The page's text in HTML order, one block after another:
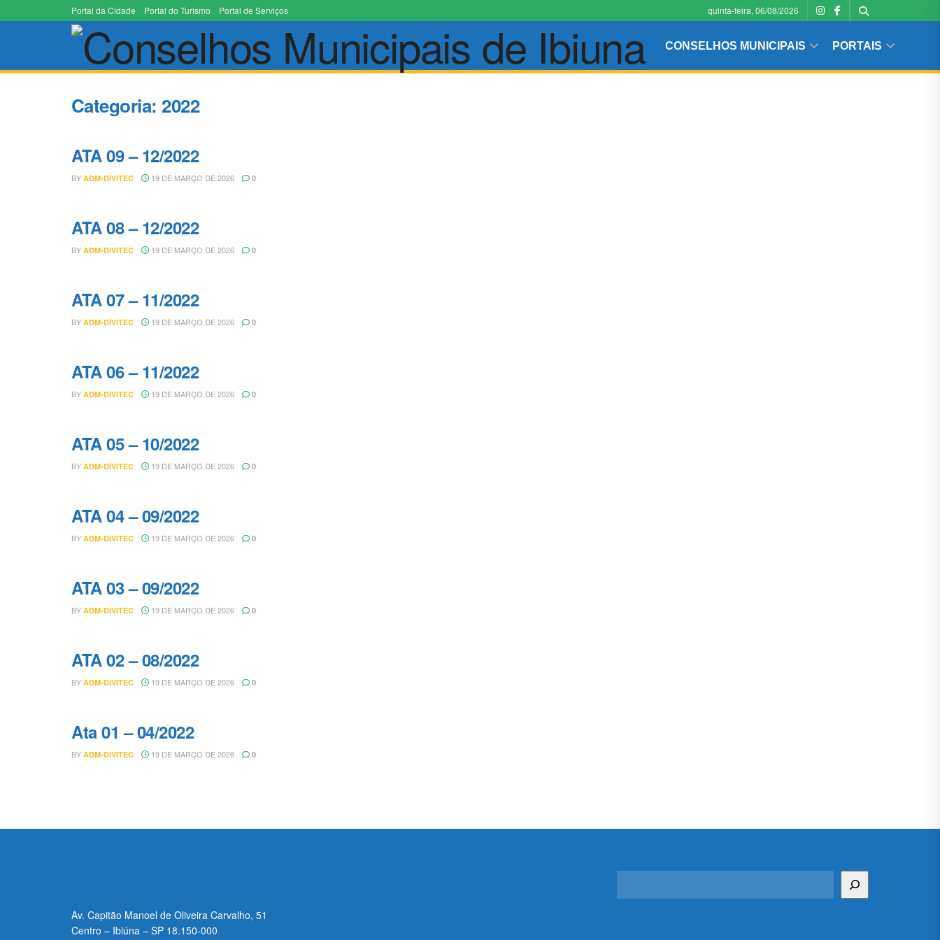
Portal da Cidade Portal do Turismo Portal de Serviços quinta-feira, 06/08/2026
CONSELHOS MUNICIPAIS PORTAIS
Categoria:2022
ATA 09 – 12/2022
BY ADM-DIVITEC 19 DE MARÇO DE 2026 0
ATA 08 – 12/2022
BY ADM-DIVITEC 19 DE MARÇO DE 2026 0
ATA 07 – 11/2022
BY ADM-DIVITEC 19 DE MARÇO DE 2026 0
ATA 06 – 11/2022
BY ADM-DIVITEC 19 DE MARÇO DE 2026 0
ATA 05 – 10/2022
BY ADM-DIVITEC 19 DE MARÇO DE 2026 0
ATA 04 – 09/2022
BY ADM-DIVITEC 19 DE MARÇO DE 2026 0
ATA 03 – 09/2022
BY ADM-DIVITEC 19 DE MARÇO DE 2026 0
ATA 02 – 08/2022
BY ADM-DIVITEC 19 DE MARÇO DE 2026 0
Ata 01 – 04/2022
BY ADM-DIVITEC 19 DE MARÇO DE 2026 0
Av. Capitão Manoel de Oliveira Carvalho, 51
Centro – Ibiúna – SP 18.150-000